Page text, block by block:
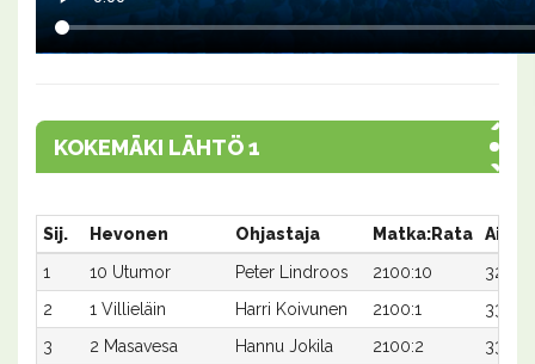
KOKEMÄKI LÄHTÖ 1
Sij. Hevonen Ohjastaja Matka:Rata
Aika
1
10 Utumor Peter Lindroos 2100:10
32,4ax
2
1 Villieläin Harri Koivunen 2100:1
33,8a
3
2 Masavesa Hannu Jokila 2100:2
33,8a